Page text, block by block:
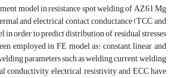
model in resistance spot welding of AZ61 Mg
and electrical contact conductance (TCC and
order to predict distribution of residual stresses
employed in FE model as: constant, linear and
parameters such as welding current, welding
conductivity, electrical resistivity and ECC have